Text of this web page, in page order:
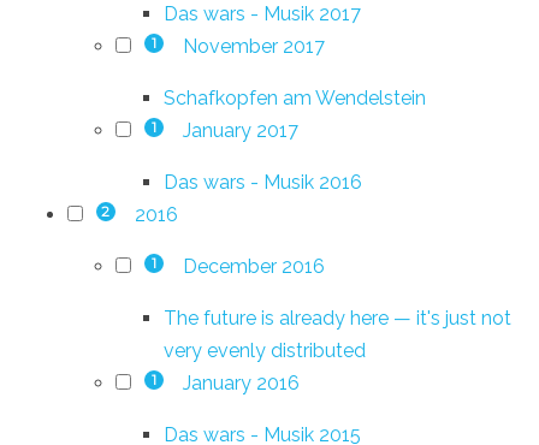
Das wars - Musik 2017
1 November 2017
Schafkopfen am Wendelstein
1 January 2017
Das wars - Musik 2016
2 2016
1 December 2016
The future is already here — it's just not
very evenly distributed
1 January 2016
Das wars - Musik 2015